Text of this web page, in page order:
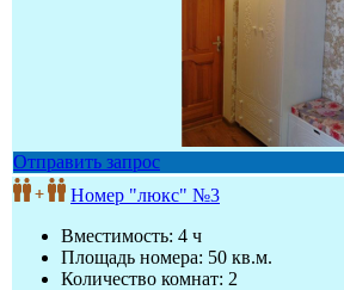
Отправить запрос
Номер "люкс" №3
Вместимость: 4 ч
Площадь номера: 50 кв.м.
Количество комнат: 2